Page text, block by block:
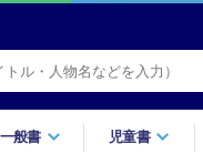
一般書 児童書